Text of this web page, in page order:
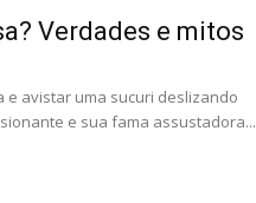
Verdades e mitos
e avistar uma sucuri deslizando
e sua fama assustadora...